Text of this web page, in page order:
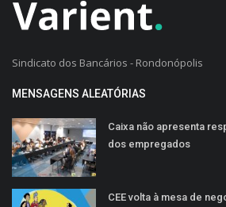
Sindicato dos Bancários - Rondonópolis
MENSAGENS ALEATÓRIAS
Caixa não apresenta
dos empregados
CEE volta à mesa de